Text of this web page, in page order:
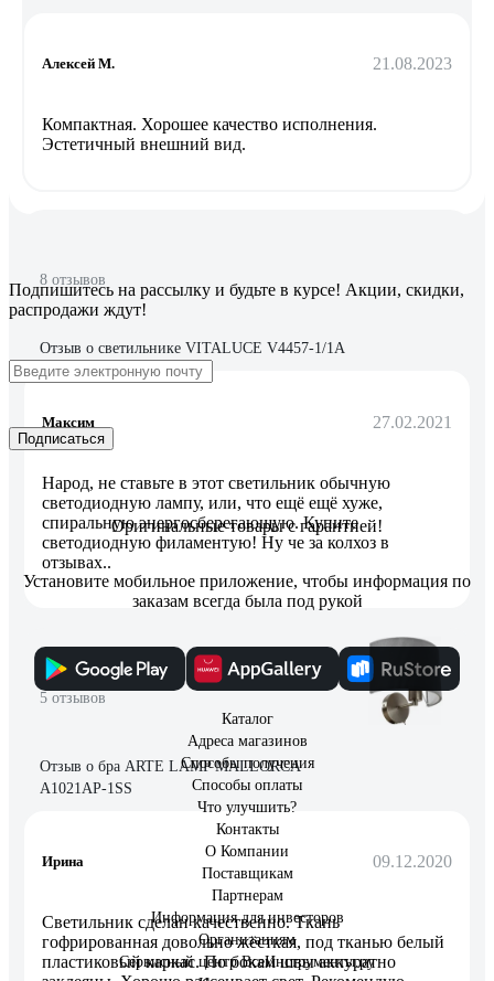
Алексей М. 21.08.2023
Компактная. Хорошее качество исполнения.
Эстетичный внешний вид.
8 отзывов
Отзыв о светильнике VITALUCE V4457-1/1A
Максим 27.02.2021
Народ, не ставьте в этот светильник обычную
светодиодную лампу, или, что ещё ещё хуже,
спиральную энергосберегающую. Купите
светодиодную филаментую! Ну че за колхоз в
отзывах..
5 отзывов
Отзыв о бра ARTE LAMP MALLORCA
A1021AP-1SS
Ирина 09.12.2020
Светильник сделан качественно. Ткань
гофрированная довольно жёсткая, под тканью белый
пластиковый каркас. По бокам швы аккуратно
Подпишитесь на рассылку и будьте в курсе! Акции, скидки,
распродажи ждут!
Подписаться
Оригинальные товары с гарантией!
Установите мобильное приложение, чтобы информация по
заказам всегда была под рукой
Каталог
Адреса магазинов
Способы получения
Способы оплаты
Что улучшить?
Контакты
О Компании
Поставщикам
Партнерам
Информация для инвесторов
Организациям
Сервисный центр ВсеИнструменты.ру